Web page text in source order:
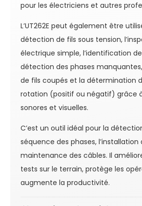
pour les électriciens et autres
L’UT262E peut également être
détection de fils sous tension,
électrique simple, l’identification
détection des phases
de fils coupés et la détermination
rotation (positif ou négatif) grâce
sonores et visuelles.
C’est un outil idéal pour la
séquence des phases,
maintenance des câbles. Il
tests sur le terrain, protège les
augmente la productivité.